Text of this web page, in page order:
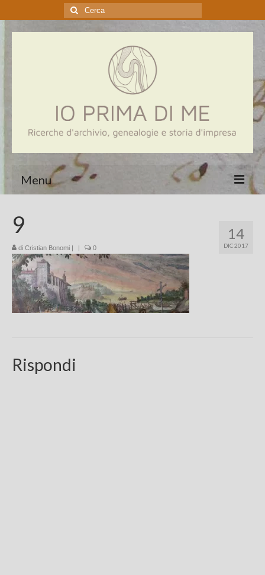
Cerca:
Menu
Aziende
Chi sono
FAQ
14
DIC 2017
9
di Cristian Bonomi | | 0
Rispondi